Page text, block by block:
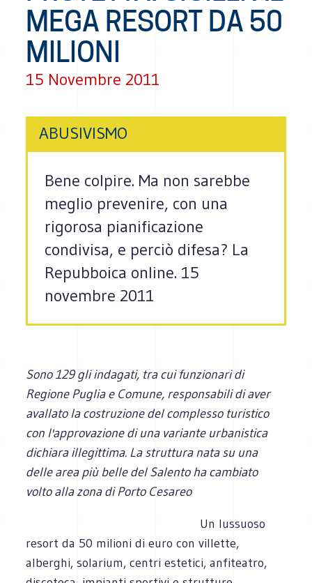
MEGA RESORT DA 50
MILIONI
15 Novembre 2011
ABUSIVISMO
Bene colpire. Ma non sarebbe
meglio prevenire, con una
rigorosa pianificazione
condivisa, e perciò difesa? La
Repubboica online. 15
novembre 2011
Sono 129 gli indagati, tra cui funzionari di
Regione Puglia e Comune, responsabili di aver
avallato la costruzione del complesso turistico
con l'approvazione di una variante urbanistica
dichiara illegittima. La struttura nata su una
delle area più belle del Salento ha cambiato
volto alla zona di Porto Cesareo
Un lussuoso
resort da 50 milioni di euro con villette,
alberghi, solarium, centri estetici, anfiteatro,